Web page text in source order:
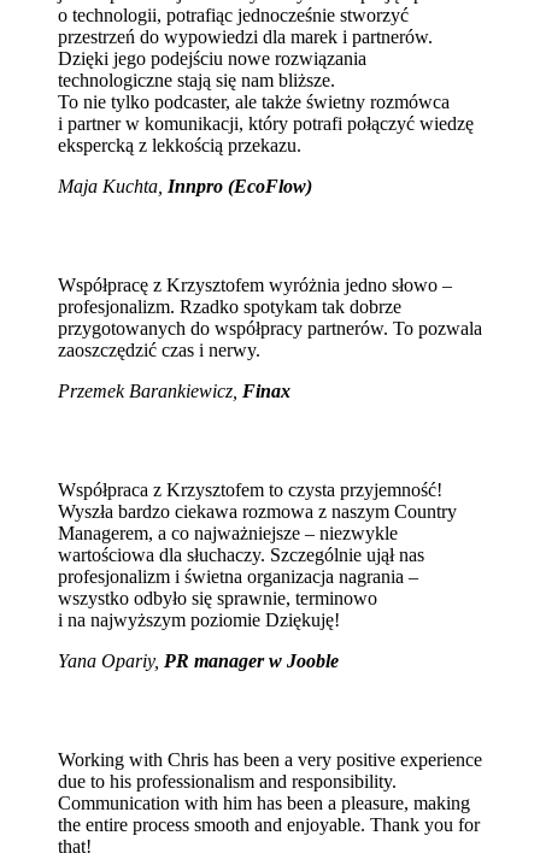
o technologii, potrafiąc jednocześnie stworzyć
przestrzeń do wypowiedzi dla marek i partnerów.
Dzięki jego podejściu nowe rozwiązania
technologiczne stają się nam bliższe.
To nie tylko podcaster, ale także świetny rozmówca
i partner w komunikacji, który potrafi połączyć wiedzę
ekspercką z lekkością przekazu.
Maja Kuchta Innpro (EcoFlow)
Współpracę z Krzysztofem wyróżnia jedno słowo –
profesjonalizm. Rzadko spotykam tak dobrze
przygotowanych do współpracy partnerów. To pozwala
zaoszczędzić czas i nerwy.
Przemek Barankiewicz, Finax
Współpraca z Krzysztofem to czysta przyjemność!
Wyszła bardzo ciekawa rozmowa z naszym Country
Managerem, a co najważniejsze – niezwykle
wartościowa dla słuchaczy. Szczególnie ujął nas
profesjonalizm i świetna organizacja nagrania –
wszystko odbyło się sprawnie, terminowo
i na najwyższym poziomie Dziękuję!
Yana Opariy, PR manager w Jooble
Working with Chris has been a very positive experience
due to his professionalism and responsibility.
Communication with him has been a pleasure, making
the entire process smooth and enjoyable. Thank you for
that!